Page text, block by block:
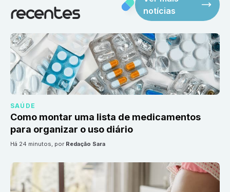
recentes
notícias
SAÚDE
Como montar uma lista de medicamentos
para organizar o uso diário
há 24 minutos, por Redação Sara